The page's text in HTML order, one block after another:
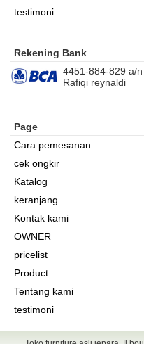
testimoni
Rekening Bank
4451-884-829 a/
Rafiqi reynaldi
Page
Cara pemesanan
cek ongkir
Katalog
keranjang
Kontak kami
OWNER
pricelist
Product
Tentang kami
testimoni